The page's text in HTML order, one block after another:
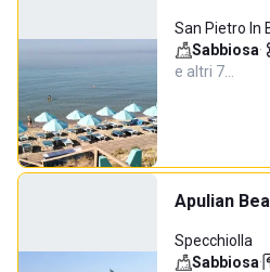
San Pietro In
Sabbiosa·
e altri 7…
Apulian
Specchiolla
Sabbiosa·